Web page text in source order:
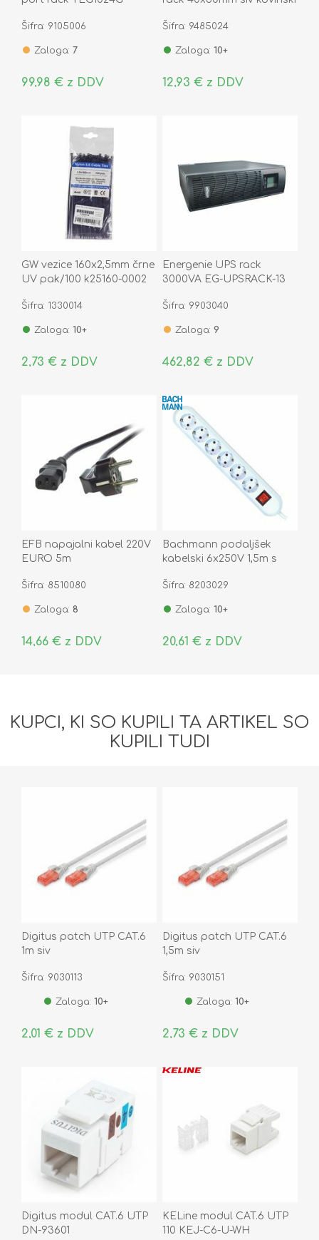
Šifra: 9105006
Zaloga: 7
99,98 € z DDV
Šifra: 9485024
Zaloga: 10+
12,93 € z DDV
GW vezice 160x2,5mm črne
UV pak/100 k25160-0002
Šifra: 1330014
Zaloga: 10+
2,73 € z DDV
Energenie UPS rack
3000VA EG-UPSRACK-13
Šifra: 9903040
Zaloga: 9
462,82 € z DDV
EFB napajalni kabel 220V
EURO 5m
Šifra: 8510080
Zaloga: 8
14,66 € z DDV
Bachmann podaljšek
kabelski 6x250V 1,5m s
Šifra: 8203029
Zaloga: 10+
20,61 € z DDV
KUPCI, KI SO KUPILI TA ARTIKEL SO
KUPILI TUDI
Digitus patch UTP CAT.6
1m siv
Šifra: 9030113
Zaloga: 10+
2,01 € z DDV
Digitus patch UTP CAT.6
1,5m siv
Šifra: 9030151
Zaloga: 10+
2,73 € z DDV
Digitus modul CAT.6 UTP
DN-93601
KELine modul CAT.6 UTP
110 KEJ-C6-U-WH